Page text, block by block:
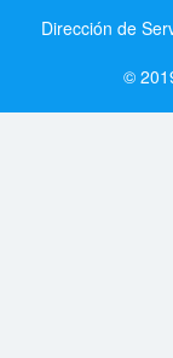
Dirección de
©